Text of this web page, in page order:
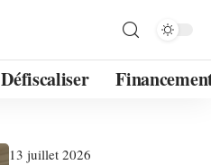
Défiscaliser
13 juillet 2026